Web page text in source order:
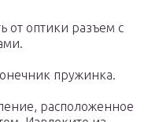
от оптики разъем с
пружинка.
расположенное